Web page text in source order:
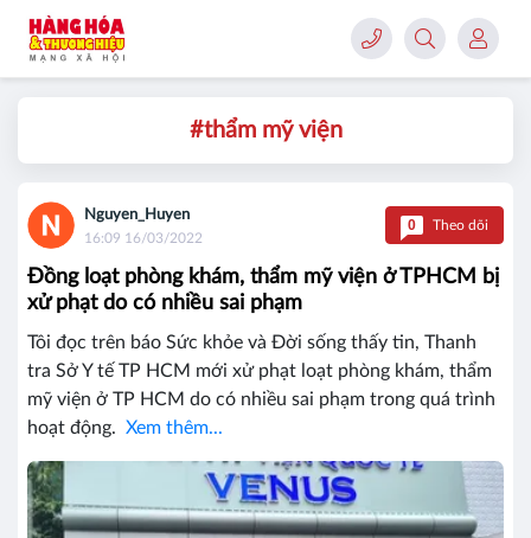
#thẩm mỹ viện
Nguyen_Huyen
16:09 16/03/2022
0 Theo dõi
Đồng loạt phòng khám, thẩm mỹ viện ở TPHCM bị
xử phạt do có nhiều sai phạm
Tôi đọc trên báo Sức khỏe và Đời sống thấy tin, Thanh
tra Sở Y tế TP HCM mới xử phạt loạt phòng khám, thẩm
mỹ viện ở TP HCM do có nhiều sai phạm trong quá trình
hoạt động. Xem thêm...